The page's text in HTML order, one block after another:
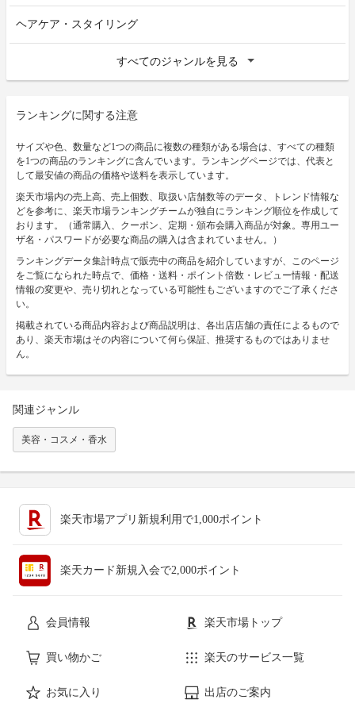
ヘアケア・スタイリング
すべてのジャンルを見る
ランキングに関する注意
サイズや色、数量など1つの商品に複数の種類がある場合は、すべての種類
を1つの商品のランキングに含んでいます。ランキングページでは、代表と
して最安値の商品の価格や送料を表示しています。
楽天市場内の売上高、売上個数、取扱い店舗数等のデータ、トレンド情報な
どを参考に、楽天市場ランキングチームが独自にランキング順位を作成して
おります。（通常購入、クーポン、定期・頒布会購入商品が対象。専用ユー
ザ名・パスワードが必要な商品の購入は含まれていません。）
ランキングデータ集計時点で販売中の商品を紹介していますが、このページ
をご覧になられた時点で、価格・送料・ポイント倍数・レビュー情報・配送
情報の変更や、売り切れとなっている可能性もございますのでご了承くださ
い。
掲載されている商品内容および商品説明は、各出店店舗の責任によるもので
あり、楽天市場はその内容について何ら保証、推奨するものではありませ
ん。
関連ジャンル
美容・コスメ・香水
楽天市場アプリ新規利用で1,000ポイント
楽天カード新規入会で2,000ポイント
会員情報 楽天市場トップ
買い物かご 楽天のサービス一覧
お気に入り 出店のご案内